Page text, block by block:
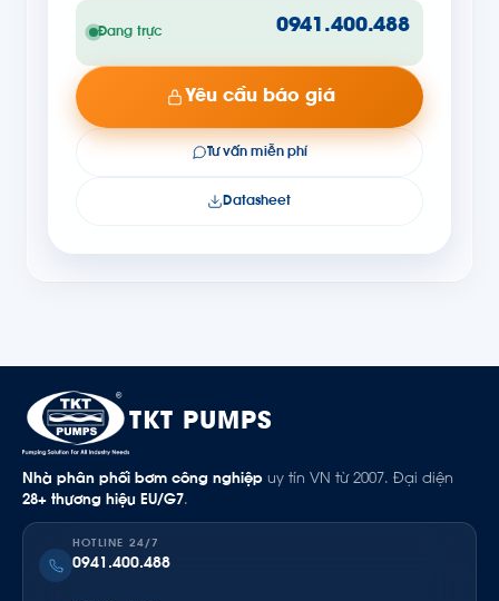
Đang trực 0941.400.488
Yêu cầu báo giá
Tư vấn miễn phí
Datasheet
TKT PUMPS
Nhà phân phối bơm công nghiệp uy tín VN từ 2007. Đại diện
28+ thương hiệu EU/G7.
HOTLINE 24/7
0941.400.488